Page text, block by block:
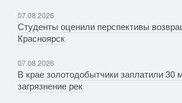
07.08.2026
Студенты оценили перспективы
Красноярск
07.08.2026
В крае золотодобытчики заплатили 30
загрязнение рек